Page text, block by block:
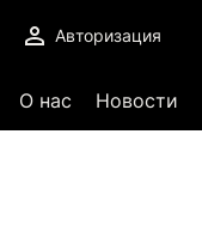
Авторизация
О нас Новости